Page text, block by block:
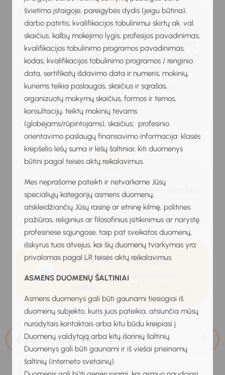
švietimo įstaigoje; pareigybės dydis (jeigu būtina),
darbo patirtis; kvalifikacijos tobulinimui skirtų ak. val.
skaičius, kalbų mokėjimo lygis, profesijos pavadinimas;
kvalifikacijos tobulinimo programos pavadinimas,
kodas; kvalifikacijos tobulinimo programos / renginio
data, sertifikatų išdavimo data ir numeris, mokinių,
kuriems teikia paslaugas, skaičius ir sąrašas,
organizuotų mokymų skaičius, formos ir temos,
konsultacijų, teiktų mokinių tėvams
(globėjams/rūpintojams), skaičius; profesinio
orientavimo paslaugų finansavimo informacija: klasės
krepšelio lėšų suma ir lėšų šaltiniai; kiti duomenys
būtini pagal teisės aktų reikalavimus.
Mes neprašome pateikti ir netvarkome Jūsų
specialiųjų kategorijų asmens duomenų,
atskleidžiančių Jūsų rasinę ar etninę kilmę, politines
pažiūras, religinius ar filosofinius įsitikinimus ar narystę
profesinėse sąjungose, taip pat sveikatos duomenų,
išskyrus tuos atvejus, kai šių duomenų tvarkymas yra
privalomas pagal LR teisės aktų reikalavimus.
ASMENS DUOMENŲ ŠALTINIAI
Asmens duomenys gali būti gaunami tiesiogiai iš
duomenų subjekto, kuris juos pateikia, atsiunčia mūsų
nurodytais kontaktais arba kitu būdu kreipiasi į
Duomenų valdytoją arba kitų išorinių šaltinių.
Duomenys gali būti gaunami ir iš viešai prieinamų
šaltinių (interneto svetainių).
„Svajonės siekimas įprasmina žmogaus
gyvenimą, suteikia jam tikslą, paskatą
tobulėti, neužmigti ir nenuobodžiauti. O
įgyvendintos svajonės
nuspalvina žmogaus gyvenimą
patirtimis ir pasiekimais.“
- Valtininkas
„Galimybė įgyvendinti svajonę – štai kas
gyvenimą daro įdomų.“
- Paulo Coelho
Užduotis:
Svajoti ir
Atsisiųsti
Kaip keliami veiklos tikslai?
Svajonėse įžvelgiame tikslą, kurio link